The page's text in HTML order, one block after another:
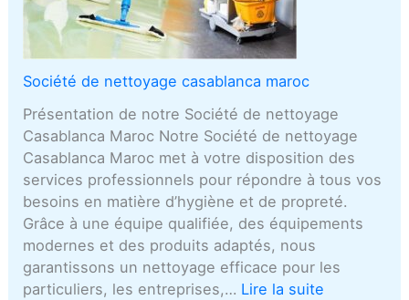
Société de nettoyage casablanca maroc
Présentation de notre Société de nettoyage
Casablanca Maroc Notre Société de nettoyage
Casablanca Maroc met à votre disposition des
services professionnels pour répondre à tous vos
besoins en matière d’hygiène et de propreté.
Grâce à une équipe qualifiée, des équipements
modernes et des produits adaptés, nous
garantissons un nettoyage efficace pour les
particuliers, les entreprises,… Lire la suite